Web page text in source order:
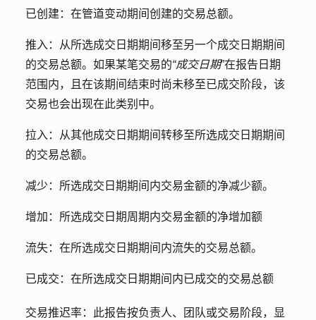
已创建： 在管道变动期间创建的交易总额。
推入： 从所选成交日期期间移至另一个成交日期期间
的交易总额。如果某笔交易的“成交日期”在报告日期
范围内，且在该期间结束时尚未移至已成交阶段，该
交易也会出现在此类别中。
拉入： 从其他成交日期期间转移至所选成交日期期间
的交易总额。
减少： 所选成交日期期间内交易金额的净减少额。
增加： 所选成交日期周期内交易金额的净增加额
流失： 在所选成交日期期间内流失的交易总额。
已成交： 在所选成交日期期间内已成交的交易总额
交易推迟率：
此报告按负责人、团队或交易阶段，显